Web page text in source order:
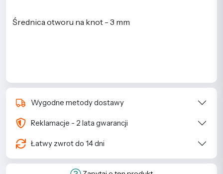
Średnica otworu na knot - 3 mm
Wygodne metody dostawy
Reklamacje - 2 lata gwarancji
Łatwy zwrot do 14 dni